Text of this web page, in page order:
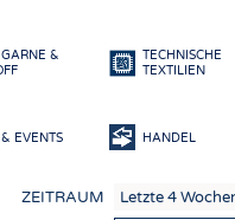
&
TECHNISCHE
TEXTILIEN
EVENTS HANDEL
ZEITRAUM